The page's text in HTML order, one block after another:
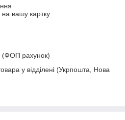
вашу картку
(ФОП рахунок)
у відділені (Укрпошта, Нова